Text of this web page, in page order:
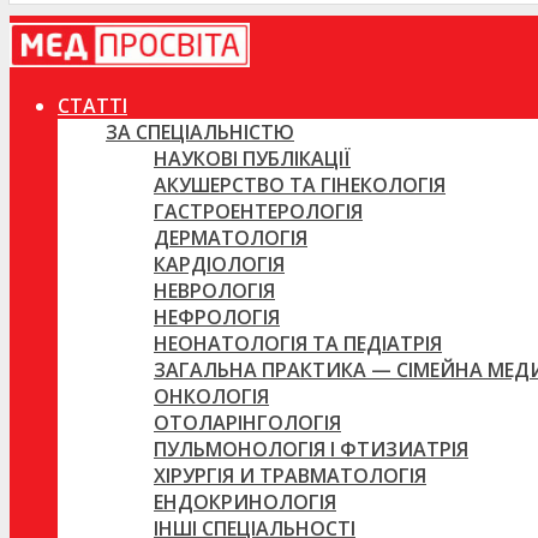
СТАТТІ
ЗА СПЕЦІАЛЬНІСТЮ
НАУКОВІ ПУБЛІКАЦІЇ
АКУШЕРСТВО ТА ГІНЕКОЛОГІЯ
ГАСТРОЕНТЕРОЛОГІЯ
ДЕРМАТОЛОГІЯ
КАРДІОЛОГІЯ
НЕВРОЛОГІЯ
НЕФРОЛОГІЯ
НЕОНАТОЛОГІЯ ТА ПЕДІАТРІЯ
ЗАГАЛЬНА ПРАКТИКА — СІМЕЙНА
ОНКОЛОГІЯ
ОТОЛАРІНГОЛОГІЯ
ПУЛЬМОНОЛОГІЯ І ФТИЗИАТРІЯ
ХІРУРГІЯ И ТРАВМАТОЛОГІЯ
ЕНДОКРИНОЛОГІЯ
ІНШІ СПЕЦІАЛЬНОСТІ